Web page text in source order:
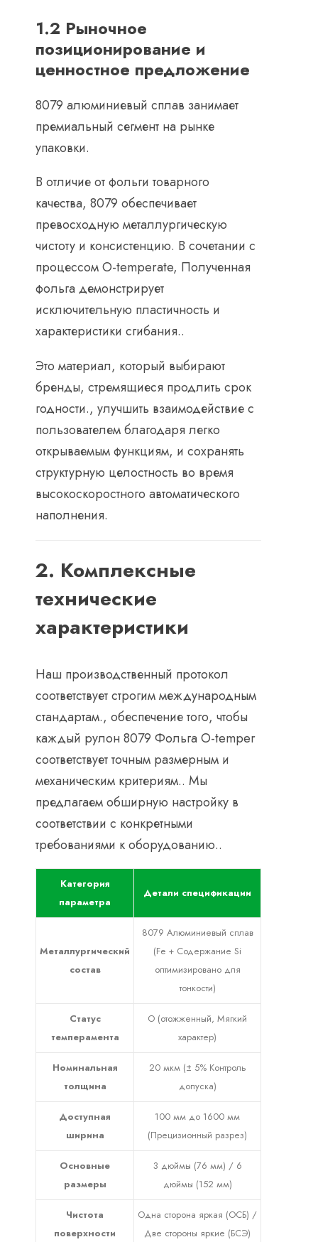
1.2 Рыночное
позиционирование и
ценностное предложение
8079 алюминиевый сплав занимает
премиальный сегмент на рынке
упаковки.
В отличие от фольги товарного
качества, 8079 обеспечивает
превосходную металлургическую
чистоту и консистенцию. В сочетании с
процессом O-temperate, Полученная
фольга демонстрирует
исключительную пластичность и
характеристики сгибания..
Это материал, который выбирают
бренды, стремящиеся продлить срок
годности., улучшить взаимодействие с
пользователем благодаря легко
открываемым функциям, и сохранять
структурную целостность во время
высокоскоростного автоматического
наполнения.
2. Комплексные
технические
характеристики
Наш производственный протокол
соответствует строгим международным
стандартам., обеспечение того, чтобы
каждый рулон 8079 Фольга O-temper
соответствует точным размерным и
механическим критериям.. Мы
предлагаем обширную настройку в
соответствии с конкретными
требованиями к оборудованию..
Категория
параметра
Детали спецификации
Металлургический
состав
8079 Алюминиевый сплав
(Fe + Содержание Si
оптимизировано для
тонкости)
Статус
темперамента
О (отожженный, Мягкий
характер)
Номинальная
толщина
20 мкм (± 5% Контроль
допуска)
Доступная
ширина
100 мм до 1600 мм
(Прецизионный разрез)
Основные
размеры
3 дюймы (76 мм) / 6
дюймы (152 мм)
Чистота
поверхности
Одна сторона яркая (ОСБ) /
Две стороны яркие (БСЭ)